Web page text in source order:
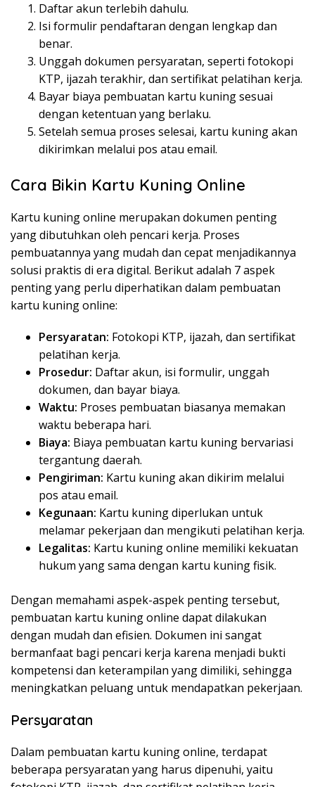
Daftar akun terlebih dahulu.
Isi formulir pendaftaran dengan lengkap dan
benar.
Unggah dokumen persyaratan, seperti fotokopi
KTP, ijazah terakhir, dan sertifikat pelatihan kerja.
Bayar biaya pembuatan kartu kuning sesuai
dengan ketentuan yang berlaku.
Setelah semua proses selesai, kartu kuning akan
dikirimkan melalui pos atau email.
Cara Bikin Kartu Kuning Online
Kartu kuning online merupakan dokumen penting
yang dibutuhkan oleh pencari kerja. Proses
pembuatannya yang mudah dan cepat menjadikannya
solusi praktis di era digital. Berikut adalah 7 aspek
penting yang perlu diperhatikan dalam pembuatan
kartu kuning online:
Persyaratan: Fotokopi KTP, ijazah, dan sertifikat
pelatihan kerja.
Prosedur: Daftar akun, isi formulir, unggah
dokumen, dan bayar biaya.
Waktu: Proses pembuatan biasanya memakan
waktu beberapa hari.
Biaya: Biaya pembuatan kartu kuning bervariasi
tergantung daerah.
Pengiriman: Kartu kuning akan dikirim melalui
pos atau email.
Kegunaan: Kartu kuning diperlukan untuk
melamar pekerjaan dan mengikuti pelatihan kerja.
Legalitas: Kartu kuning online memiliki kekuatan
hukum yang sama dengan kartu kuning fisik.
Dengan memahami aspek-aspek penting tersebut,
pembuatan kartu kuning online dapat dilakukan
dengan mudah dan efisien. Dokumen ini sangat
bermanfaat bagi pencari kerja karena menjadi bukti
kompetensi dan keterampilan yang dimiliki, sehingga
meningkatkan peluang untuk mendapatkan pekerjaan.
Persyaratan
Dalam pembuatan kartu kuning online, terdapat
beberapa persyaratan yang harus dipenuhi, yaitu